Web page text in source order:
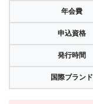
年会費
申込資格
発行時間
国際ブランド